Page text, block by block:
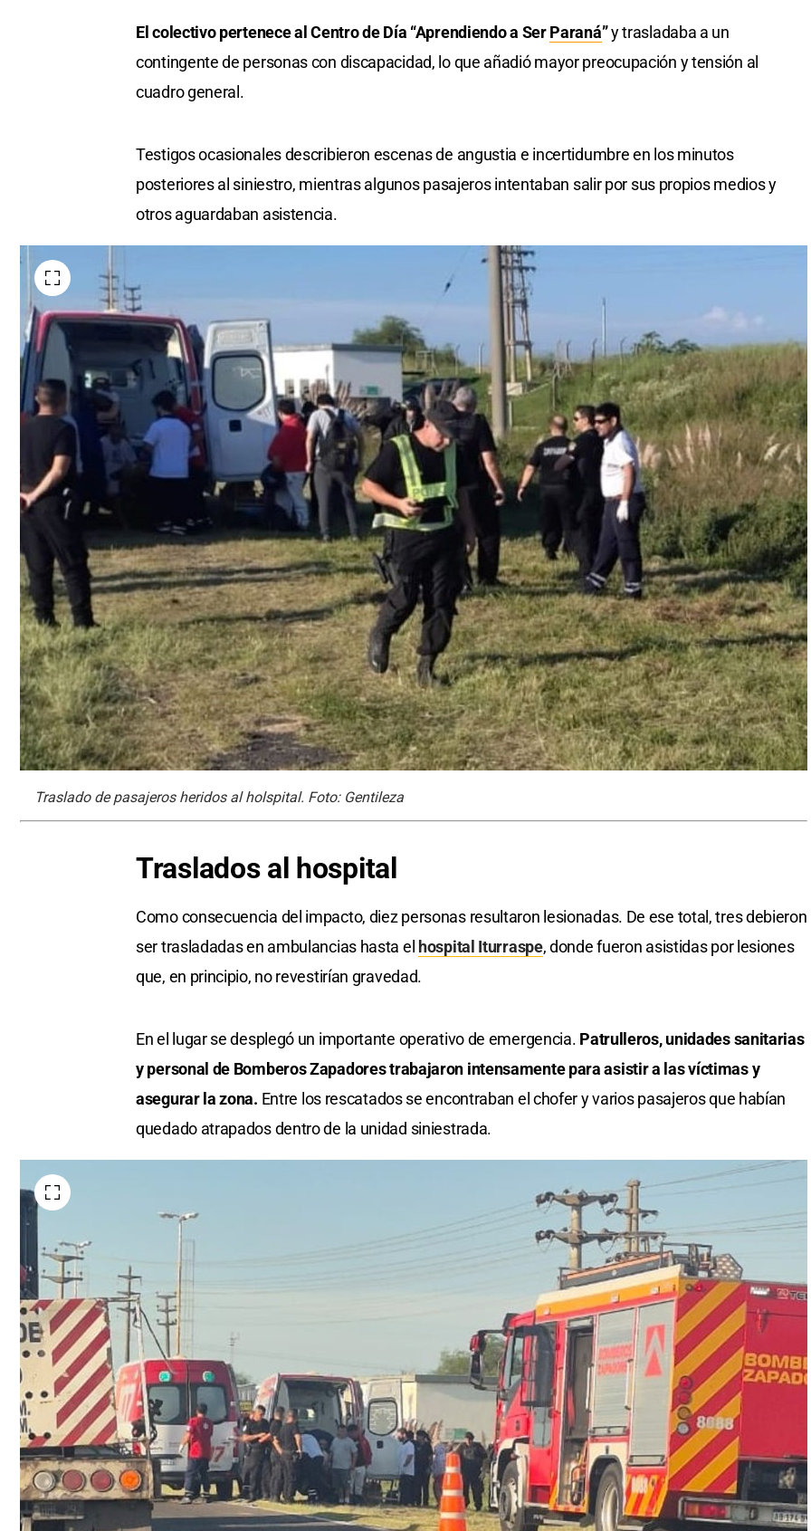
El colectivo pertenece al Centro de Día “Aprendiendo a SerParaná”y trasladaba a un
contingente de personas con discapacidad, lo que añadió mayor preocupación y tensión al
cuadro general.
Testigos ocasionales describieron escenas de angustia e incertidumbre en los minutos
posteriores al siniestro, mientras algunos pasajeros intentaban salir por sus propios medios y
otros aguardaban asistencia.
Traslado de pasajeros heridos al holspital. Foto: Gentileza
Traslados al hospital
Como consecuencia del impacto, diez personas resultaron lesionadas. De ese total, tres debieron
ser trasladadas en ambulancias hasta el hospital Iturraspe, donde fueron asistidas por lesiones
que, en principio, no revestirían gravedad.
En el lugar se desplegó un importante operativo de emergencia. Patrulleros, unidades sanitarias
y personal de Bomberos Zapadores trabajaron intensamente para asistir a las víctimas y
asegurar la zona. Entre los rescatados se encontraban el chofer y varios pasajeros que habían
quedado atrapados dentro de la unidad siniestrada.